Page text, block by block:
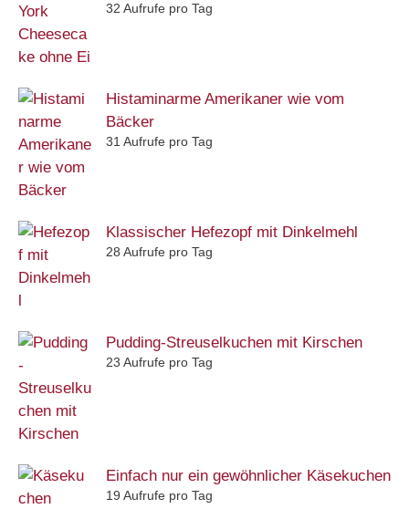
32 Aufrufe pro Tag
Histaminarme Amerikaner wie vom
Bäcker
31 Aufrufe pro Tag
Klassischer Hefezopf mit Dinkelmehl
28 Aufrufe pro Tag
Pudding-Streuselkuchen mit Kirschen
23 Aufrufe pro Tag
Einfach nur ein gewöhnlicher Käsekuchen
19 Aufrufe pro Tag